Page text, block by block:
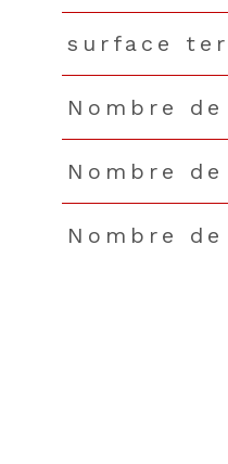
surface
Nombre
Nombre
Nombre